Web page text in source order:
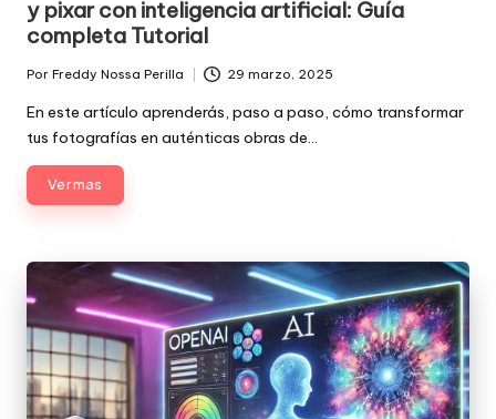
y pixar con inteligencia artificial: Guía
completa Tutorial
Publicado
por
Por Freddy Nossa Perilla 29 marzo, 2025
En este artículo aprenderás, paso a paso, cómo transformar
tus fotografías en auténticas obras de…
Ver mas